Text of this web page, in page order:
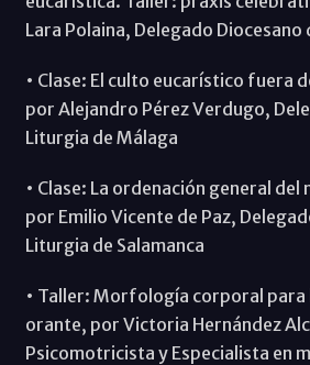
Lara Polaina, Delegado Diocesano
• Clase: El culto eucarístico fuera
por Alejandro Pérez Verdugo,
Liturgia de Málaga
• Clase: La ordenación general del
por Emilio Vicente de Paz,
Liturgia de Salamanca
• Taller: Morfología corporal para
orante, por Victoria Hernández
Psicomotricista y Especialista en